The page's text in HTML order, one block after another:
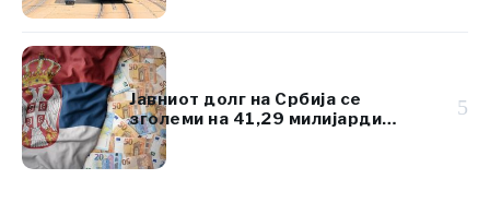
Јавниот долг на Србија се
зголеми на 41,29 милијарди
евра, но остана под 45% од БДП
5